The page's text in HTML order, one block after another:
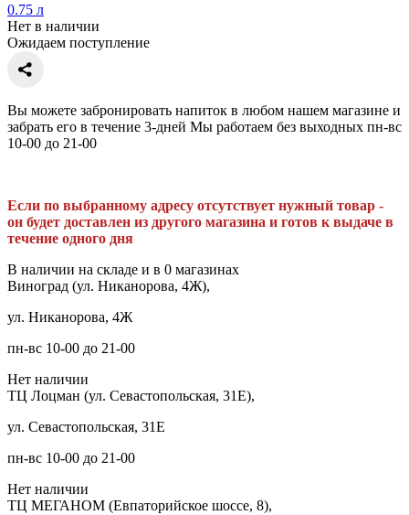
0.75 л
Нет в наличии
Ожидаем поступление
Вы можете забронировать напиток в любом нашем магазине и
забрать его в течение 3-дней Мы работаем без выходных пн-вс
10-00 до 21-00
Если по выбранному адресу отсутствует нужный товар -
он будет доставлен из другого магазина и готов к выдаче в
течение одного дня
В наличии на складе и в 0 магазинах
Виноград (ул. Никанорова, 4Ж),
ул. Никанорова, 4Ж
пн-вс 10-00 до 21-00
Нет наличии
ТЦ Лоцман (ул. Севастопольская, 31Е),
ул. Севастопольская, 31Е
пн-вс 10-00 до 21-00
Нет наличии
ТЦ МЕГАНОМ (Евпаторийское шоссе, 8),